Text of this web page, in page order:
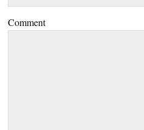
Comment